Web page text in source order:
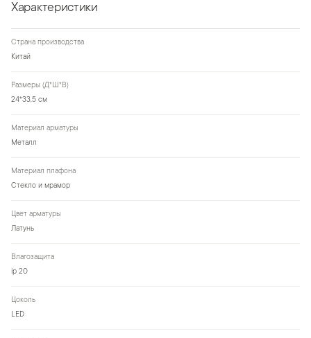
Характеристики
Страна производства
Китай
Размеры (Д*Ш*В)
24*33,5 см
Материал арматуры
Металл
Материал плафона
Стекло и мрамор
Цвет арматуры
Латунь
Влагозащита
ip 20
Цоколь
LED